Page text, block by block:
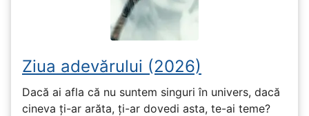
Ziua adevărului (2026)
Dacă ai afla că nu suntem singuri în univers, dacă
cineva ți-ar arăta, ți-ar dovedi asta, te-ai teme?